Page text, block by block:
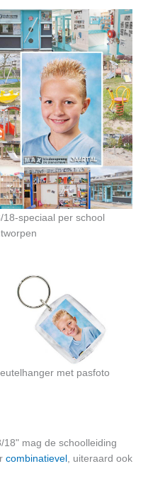
18-speciaal per school
met pasfoto
mag de schoolleiding
combinatievel , uiteraard ook